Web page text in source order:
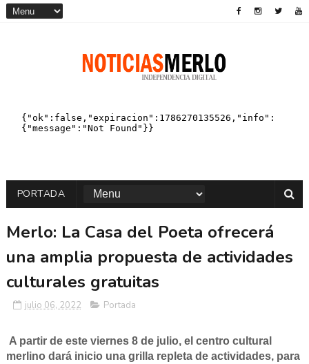
PORTADA
Merlo: La Casa del Poeta ofrecerá
una amplia propuesta de actividades
culturales gratuitas
julio 06, 2022 Portada
A partir de este viernes 8 de julio, el centro cultural
merlino dará inicio una grilla repleta de actividades, para